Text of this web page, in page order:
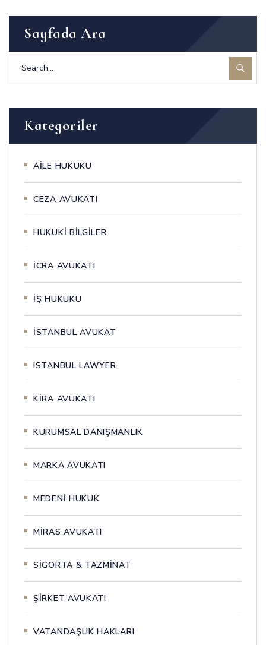
Sayfada Ara
Kategoriler
AİLE HUKUKU
CEZA AVUKATI
HUKUKİ BİLGİLER
İCRA AVUKATI
İŞ HUKUKU
İSTANBUL AVUKAT
ISTANBUL LAWYER
KİRA AVUKATI
KURUMSAL DANIŞMANLIK
MARKA AVUKATI
MEDENİ HUKUK
MİRAS AVUKATI
SİGORTA & TAZMİNAT
ŞİRKET AVUKATI
VATANDAŞLIK HAKLARI